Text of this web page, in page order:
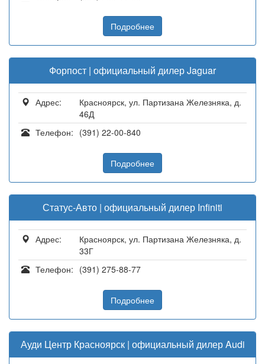
Подробнее
Форпост | официальный дилер Jaguar
Адрес:
Красноярск, ул. Партизана Железняка, д.
46Д
Телефон: (391) 22-00-840
Подробнее
Статус-Авто | официальный дилер Infiniti
Адрес:
Красноярск, ул. Партизана Железняка, д.
33Г
Телефон: (391) 275-88-77
Подробнее
Ауди Центр Красноярск | официальный дилер Audi